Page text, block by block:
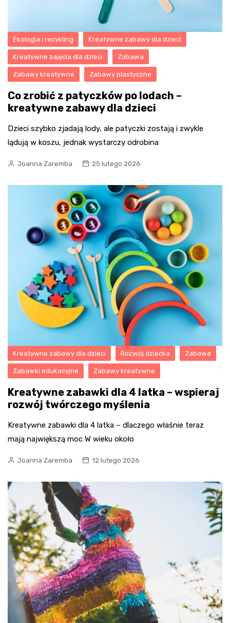
Ekologia i recykling Kreatywne zabawy dla dzieci
Kreatywne zajęcia dla dzieci Zabawa
Zabawy kreatywne Zabawy plastyczne
Co zrobić z patyczków po lodach –
kreatywne zabawy dla dzieci
Dzieci szybko zjadają lody, ale patyczki zostają i zwykle
lądują w koszu, jednak wystarczy odrobina
Joanna Zaremba 25 lutego 2026
Kreatywne zabawy dla dzieci Rozwój dziecka Zabawa
Zabawki edukacyjne Zabawy kreatywne
Kreatywne zabawki dla 4 latka – wspieraj
rozwój twórczego myślenia
Kreatywne zabawki dla 4 latka – dlaczego właśnie teraz
mają największą moc W wieku około
Joanna Zaremba 12 lutego 2026